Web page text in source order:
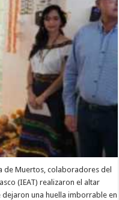
de Muertos, colaboradores del
(IEAT) realizaron el altar
una huella imborrable en